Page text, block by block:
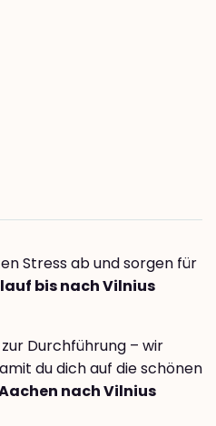
Stress ab und sorgen für
bis nach Vilnius
Durchführung – wir
du dich auf die schönen
nach Vilnius